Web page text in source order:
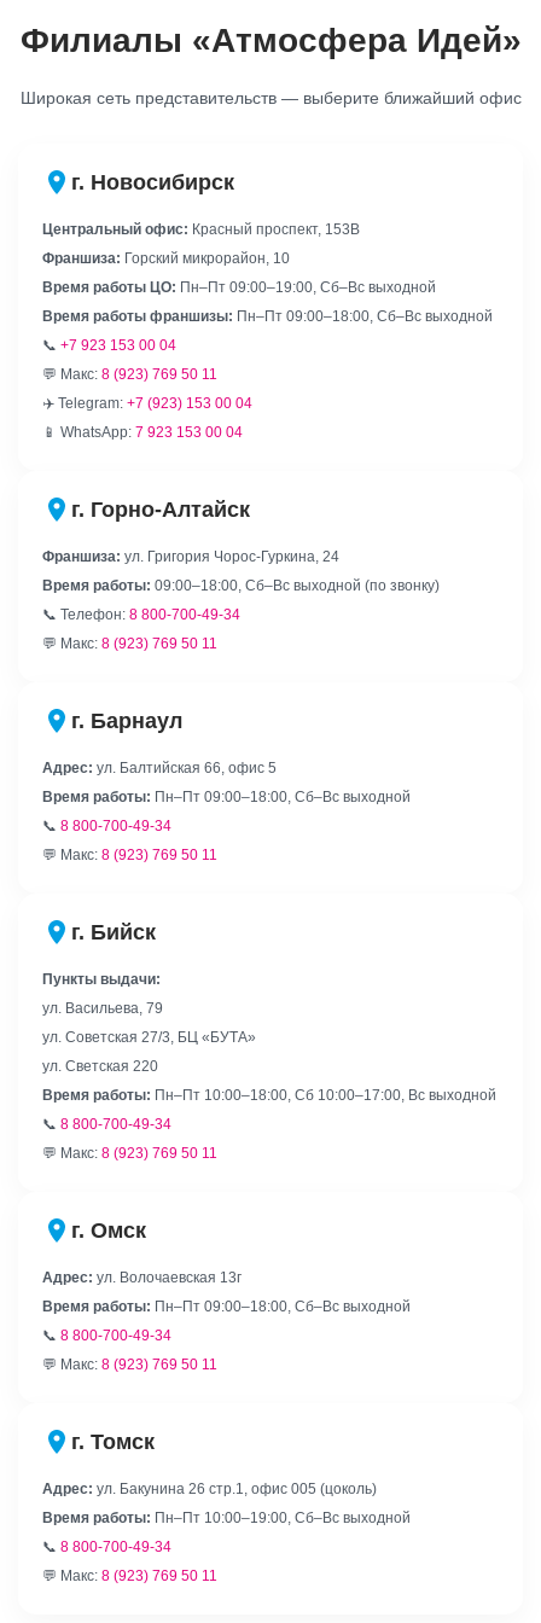
Филиалы «Атмосфера Идей»
Широкая сеть представительств — выберите ближайший офис
г. Новосибирск
Центральный офис: Красный проспект, 153В
Франшиза: Горский микрорайон, 10
Время работы ЦО: Пн–Пт 09:00–19:00, Сб–Вс выходной
Время работы франшизы: Пн–Пт 09:00–18:00, Сб–Вс выходной
📞 +7 923 153 00 04
💬 Макс: 8 (923) 769 50 11
✈️ Telegram: +7 (923) 153 00 04
📱 WhatsApp: 7 923 153 00 04
г. Горно-Алтайск
Франшиза: ул. Григория Чорос-Гуркина, 24
Время работы: 09:00–18:00, Сб–Вс выходной (по звонку)
📞 Телефон: 8 800-700-49-34
💬 Макс: 8 (923) 769 50 11
г. Барнаул
Адрес: ул. Балтийская 66, офис 5
Время работы: Пн–Пт 09:00–18:00, Сб–Вс выходной
📞 8 800-700-49-34
💬 Макс: 8 (923) 769 50 11
г. Бийск
Пункты выдачи:
ул. Васильева, 79
ул. Советская 27/3, БЦ «БУТА»
ул. Светская 220
Время работы: Пн–Пт 10:00–18:00, Сб 10:00–17:00, Вс выходной
📞 8 800-700-49-34
💬 Макс: 8 (923) 769 50 11
г. Омск
Адрес: ул. Волочаевская 13г
Время работы: Пн–Пт 09:00–18:00, Сб–Вс выходной
📞 8 800-700-49-34
💬 Макс: 8 (923) 769 50 11
г. Томск
Адрес: ул. Бакунина 26 стр.1, офис 005 (цоколь)
Время работы: Пн–Пт 10:00–19:00, Сб–Вс выходной
📞 8 800-700-49-34
💬 Макс: 8 (923) 769 50 11